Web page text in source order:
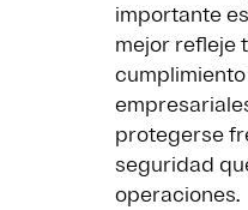
importante
mejor refleje
protegerse
seguridad
operaciones.